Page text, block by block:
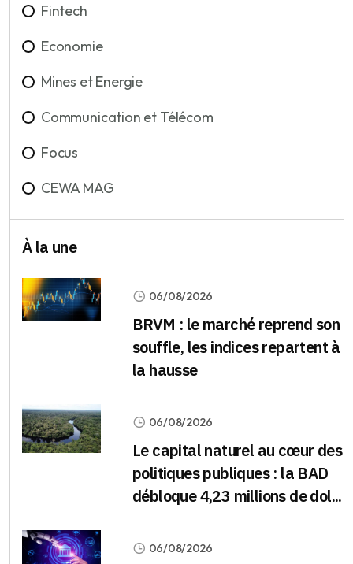
Fintech
Economie
Mines et Energie
Communication et Télécom
Focus
CEWA MAG
À la une
06/08/2026
BRVM : le marché reprend son
souffle, les indices repartent à
la hausse
06/08/2026
Le capital naturel au cœur des
politiques publiques : la BAD
débloque 4,23 millions de dol...
06/08/2026